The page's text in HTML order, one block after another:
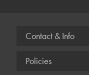
Contact & Info
Policies